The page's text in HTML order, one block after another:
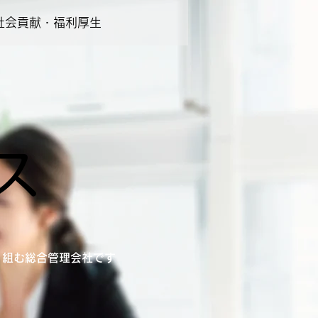
会貢献・福利厚生
む総合管理会社です